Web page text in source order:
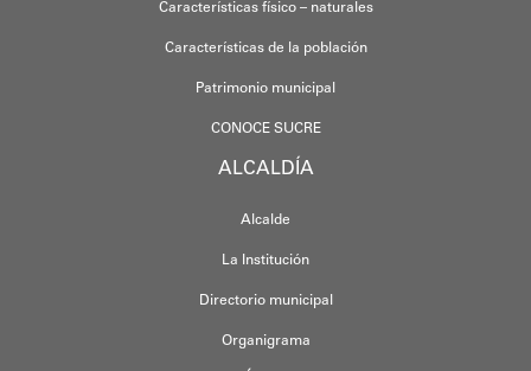
Características físico – naturales
Características de la población
Patrimonio municipal
CONOCE SUCRE
ALCALDÍA
Alcalde
La Institución
Directorio municipal
Organigrama